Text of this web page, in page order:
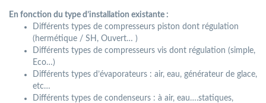
En fonction du type d’installation existante :
Différents types de compresseurs piston dont régulation
(hermétique / SH, Ouvert… )
Différents types de compresseurs vis dont régulation (simple,
Eco…)
Différents types d’évaporateurs : air, eau, générateur de glace,
etc…
Différents types de condenseurs : à air, eau….statiques,